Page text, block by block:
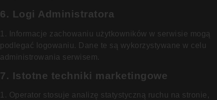
6. Logi Administratora
1. Informacje zachowaniu użytkowników w serwisie mogą
podlegać logowaniu. Dane te są wykorzystywane w celu
administrowania serwisem.
7. Istotne techniki marketingowe
1. Operator stosuje analizę statystyczną ruchu na stronie,